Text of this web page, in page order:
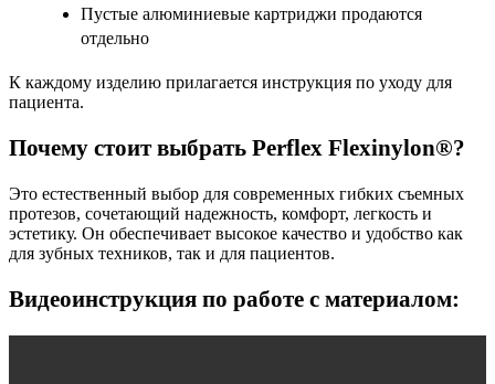
Пустые алюминиевые картриджи продаются
отдельно
К каждому изделию прилагается инструкция по уходу для
пациента.
Почему стоит выбрать Perflex Flexinylon®?
Это естественный выбор для современных гибких съемных
протезов, сочетающий надежность, комфорт, легкость и
эстетику. Он обеспечивает высокое качество и удобство как
для зубных техников, так и для пациентов.
Видеоинструкция по работе с материалом: